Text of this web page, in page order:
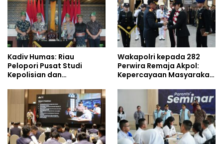
Kadiv Humas: Riau
Pelopori Pusat Studi
Kepolisian dan
Policing Masuki Babak
Wakapolri kepada 282
Perwira Remaja Akpol:
Kepercayaan Masyarakat